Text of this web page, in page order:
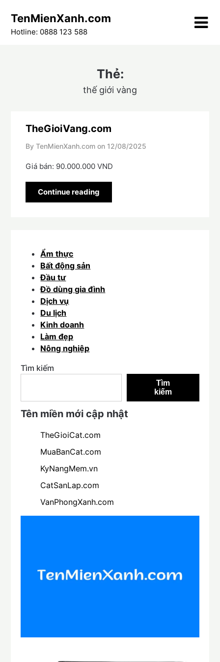
content
TenMienXanh.com
Hotline: 0888 123 588
Thẻ:
thế giới vàng
TheGioiVang.com
By TenMienXanh.com on 12/08/2025
Giá bán: 90.000.000 VND
Continue reading
Ẩm thực
Bất động sản
Đầu tư
Đồ dùng gia đình
Dịch vụ
Du lịch
Kinh doanh
Làm đẹp
Nông nghiệp
Tìm kiếm
Tìm
kiếm
Tên miền mới cập nhật
TheGioiCat.com
MuaBanCat.com
KyNangMem.vn
CatSanLap.com
VanPhongXanh.com